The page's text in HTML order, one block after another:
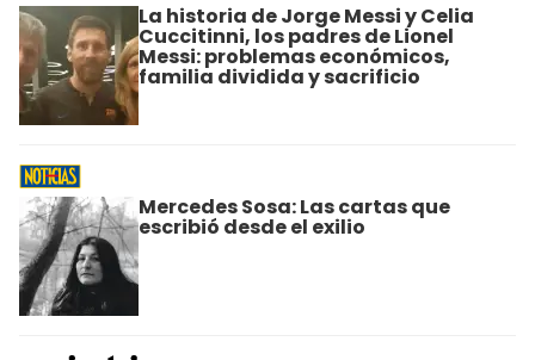
La historia de Jorge Messi y Celia
Cuccitinni, los padres de Lionel
Messi: problemas económicos,
familia dividida y sacrificio
Mercedes Sosa: Las cartas que
escribió desde el exilio